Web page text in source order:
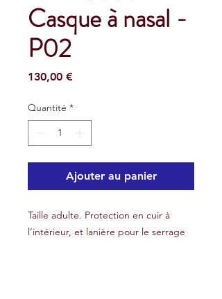
Casque à nasal -
P02
130,00 €Prix
Quantité *
Ajouter au panier
Taille adulte. Protection en cuir à
l’intérieur, et lanière pour le serrage